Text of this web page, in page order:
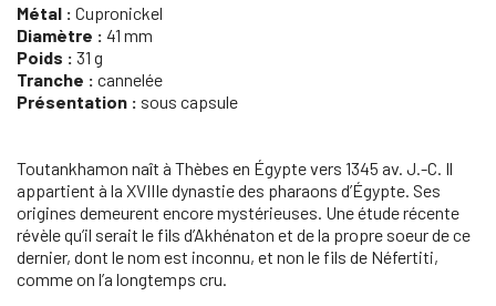
Métal : Cupronickel
Diamètre : 41 mm
Poids : 31 g
Tranche : cannelée
Présentation : sous capsule
Toutankhamon naît à Thèbes en Égypte vers 1345 av. J.-C. Il
appartient à la XVIIIe dynastie des pharaons d’Égypte. Ses
origines demeurent encore mystérieuses. Une étude récente
révèle qu’il serait le fils d’Akhénaton et de la propre soeur de ce
dernier, dont le nom est inconnu, et non le fils de Néfertiti,
comme on l’a longtemps cru.